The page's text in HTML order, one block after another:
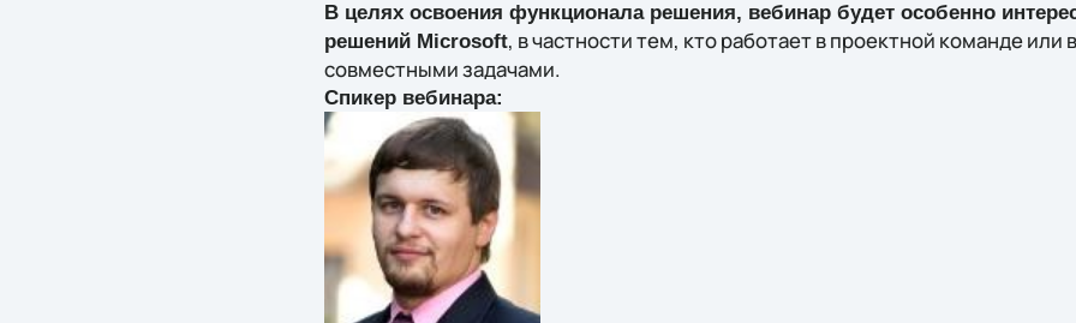
В целях освоения функционала решения, вебинар будет особенно
решений Microsoft, в частности тем, кто работает в проектной команде или
совместными задачами.
Спикер вебинара: